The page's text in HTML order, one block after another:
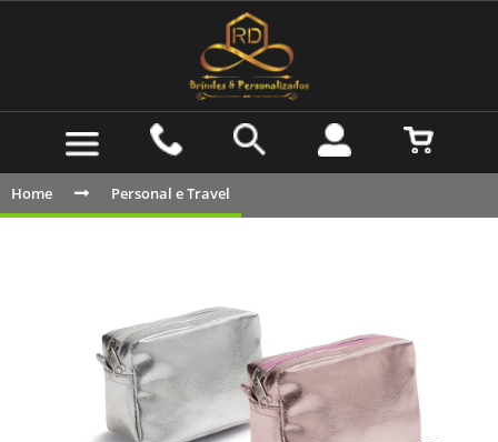
Home Personal e Travel